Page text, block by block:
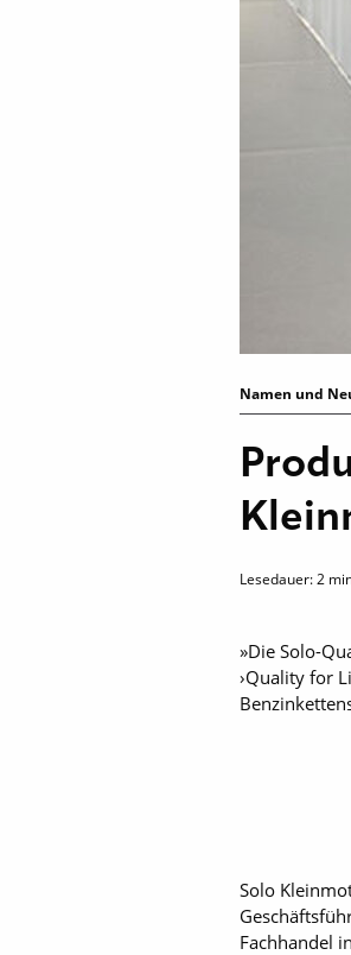
Namen und
Lesedauer:2
»Die Solo-
›Quality for
Solo
Fachhandel